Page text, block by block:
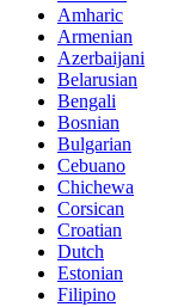
Amharic
Armenian
Azerbaijani
Belarusian
Bengali
Bosnian
Bulgarian
Cebuano
Chichewa
Corsican
Croatian
Dutch
Estonian
Filipino